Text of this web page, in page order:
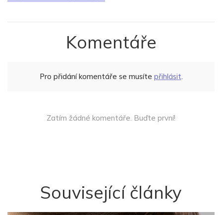
Komentáře
Pro přidání komentáře se musíte přihlásit.
Zatím žádné komentáře. Buďte první!
Související články